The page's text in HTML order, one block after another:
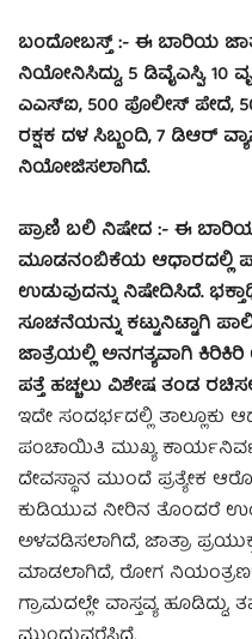
ಬಂದೋಬಸ್ತ್ :- ಈ ಬಾರಿಯ
ನಿಯೋನಿಸಿದ್ದು, 5 ಡಿವೈಎಸ್ಪಿ, 10
ಎಎಸ್‍ಐ, 500 ಪೊಲೀಸ್ ಪೇದೆ,
ರಕ್ಷಕ ದಳ ಸಿಬ್ಬಂದಿ, 7 ಡಿಆರ್
ನಿಯೋಜಿಸಲಾಗಿದೆ.
ಪ್ರಾಣಿ ಬಲಿ ನಿಷೇದ :- ಈ
ಮೂಡನಂಬಿಕೆಯ ಆಧಾರದಲ್ಲಿ
ಉಡುವುದನ್ನು ನಿಷೇದಿಸಿದೆ.
ಸೂಚನೆಯನ್ನು ಕಟ್ಟುನಿಟ್ಟಾಗಿ
ಜಾತ್ರೆಯಲ್ಲಿ ಅನಗತ್ಯವಾಗಿ
ಪತ್ತೆ ಹಚ್ಚಲು ವಿಶೇಷ ತಂಡ
ಇದೇ ಸಂದರ್ಭದಲ್ಲಿ ತಾಲ್ಲೂಕು
ಪಂಚಾಯಿತಿ ಮುಖ್ಯ
ದೇವಸ್ಥಾನ ಮುಂದೆ ಪ್ರತ್ಯೇಕ
ಕುಡಿಯುವ ನೀರಿನ ತೊಂದರೆ
ಅಳವಡಿಸಲಾಗಿದೆ, ಜಾತ್ರಾ
ಮಾಡಲಾಗಿದೆ, ರೋಗ
ಗ್ರಾಮದಲ್ಲೇ ವಾಸ್ತವ್ಯ